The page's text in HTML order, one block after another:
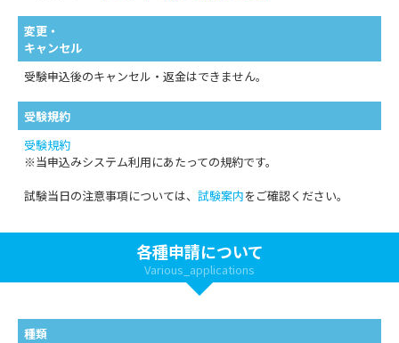
変更・
キャンセル
受験申込後のキャンセル・返金はできません。
受験規約
受験規約
※当申込みシステム利用にあたっての規約です。
試験当日の注意事項については、 試験案内をご確認ください。
各種申請について
Various_applications
種類